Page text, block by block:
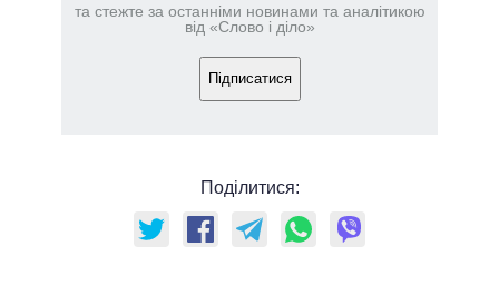
та стежте за останніми новинами та аналітикою
від «Слово і діло»
Підписатися
Поділитися: